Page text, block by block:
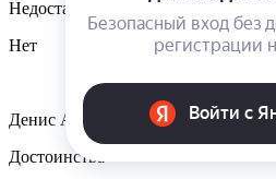
Недостатки
Нет
Денис Анцыфров
Достоинства